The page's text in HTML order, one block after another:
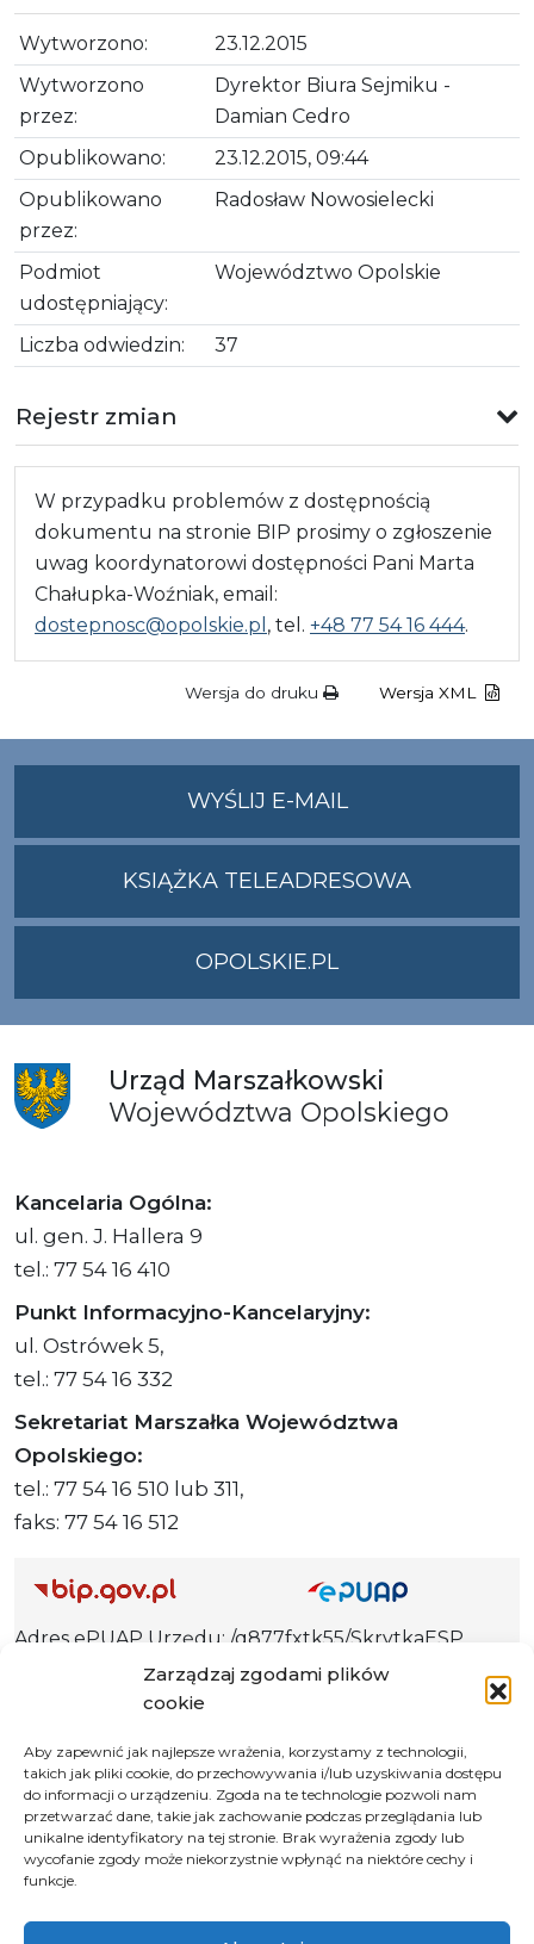
Zarządzaj zgodami plików
cookie
Aby zapewnić jak najlepsze wrażenia, korzystamy z technologii,
takich jak pliki cookie, do przechowywania i/lub uzyskiwania dostępu
do informacji o urządzeniu. Zgoda na te technologie pozwoli nam
przetwarzać dane, takie jak zachowanie podczas przeglądania lub
unikalne identyfikatory na tej stronie. Brak wyrażenia zgody lub
wycofanie zgody może niekorzystnie wpłynąć na niektóre cechy i
funkcje.
Wytworzono:
23.12.2015
Wytworzono
przez:
Dyrektor Biura Sejmiku -
Damian Cedro
Opublikowano:
23.12.2015, 09:44
Opublikowano
przez:
Radosław Nowosielecki
Podmiot
udostępniający:
Województwo Opolskie
Liczba odwiedzin: 37
Rejestr zmian
W przypadku problemów z dostępnością
dokumentu na stronie BIP prosimy o zgłoszenie
uwag koordynatorowi dostępności Pani Marta
Chałupka-Woźniak, email:
dostepnosc@opolskie.pl , tel. +48 77 54 16 444.
Wersja do druku Wersja XML
WYŚLIJ E-MAILNA
ADRES
KSIĄŻKA TELEADRESOWA
OPOLSKIE.PL
Urząd Marszałkowski
Województwa Opolskiego
Kancelaria Ogólna:
ul. gen. J. Hallera 9
tel.: 77 54 16 410
Punkt Informacyjno-Kancelaryjny:
ul. Ostrówek 5,
tel.: 77 54 16 332
Sekretariat Marszałka Województwa
Opolskiego:
tel.: 77 54 16 510 lub 311,
faks: 77 54 16 512
Adres ePUAP Urzędu: /q877fxtk55/SkrytkaESP
Adres do e-Doręczeń
Urzędu: AE:PL-66703-73759-IGTUV-14
Polityka prywatności
Klauzula informacyjna RODO
Deklaracja dostępności